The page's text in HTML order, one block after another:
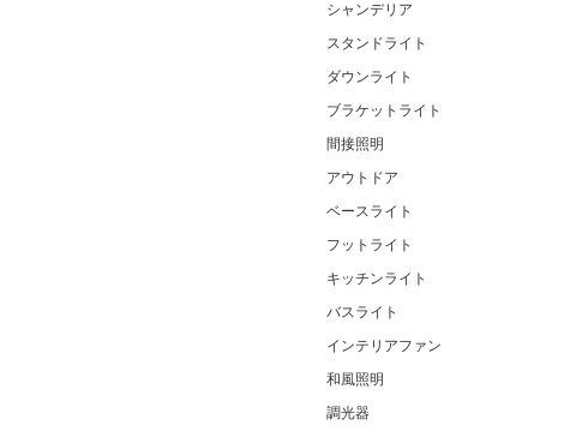
シャンデリア
スタンドライト
ダウンライト
ブラケットライト
間接照明
アウトドア
ベースライト
フットライト
キッチンライト
バスライト
インテリアファン
和風照明
調光器